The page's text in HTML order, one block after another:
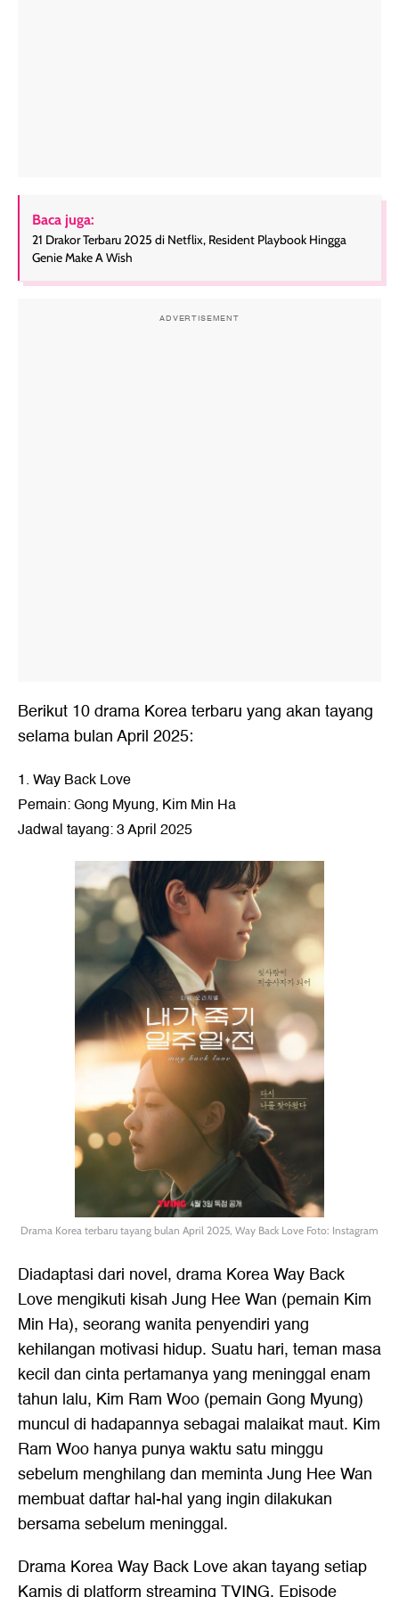
Baca juga:
21 Drakor Terbaru 2025 di Netflix, Resident Playbook Hingga
Genie Make A Wish
ADVERTISEMENT
Berikut 10 drama Korea terbaru yang akan tayang
selama bulan April 2025:
1. Way Back Love
Pemain: Gong Myung, Kim Min Ha
Jadwal tayang: 3 April 2025
Drama Korea terbaru tayang bulan April 2025, Way Back Love Foto: Instagram
Diadaptasi dari novel, drama Korea Way Back
Love mengikuti kisah Jung Hee Wan (pemain Kim
Min Ha), seorang wanita penyendiri yang
kehilangan motivasi hidup. Suatu hari, teman masa
kecil dan cinta pertamanya yang meninggal enam
tahun lalu, Kim Ram Woo (pemain Gong Myung)
muncul di hadapannya sebagai malaikat maut. Kim
Ram Woo hanya punya waktu satu minggu
sebelum menghilang dan meminta Jung Hee Wan
membuat daftar hal-hal yang ingin dilakukan
bersama sebelum meninggal.
Drama Korea Way Back Love akan tayang setiap